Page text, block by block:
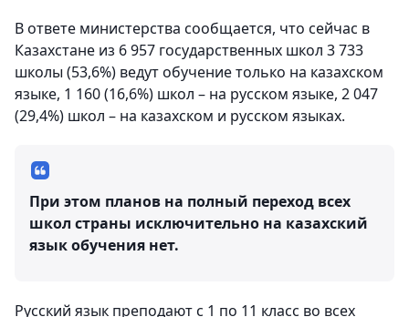
В ответе министерства сообщается, что сейчас в
Казахстане из 6 957 государственных школ 3 733
школы (53,6%) ведут обучение только на казахском
языке, 1 160 (16,6%) школ – на русском языке, 2 047
(29,4%) школ – на казахском и русском языках.
При этом планов на полный переход всех
школ страны исключительно на казахский
язык обучения нет.
Русский язык преподают с 1 по 11 класс во всех